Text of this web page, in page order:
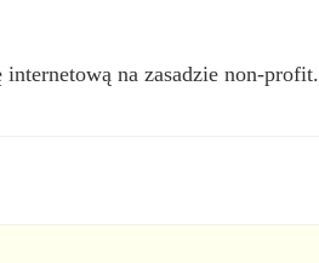
na zasadzie non-profit.